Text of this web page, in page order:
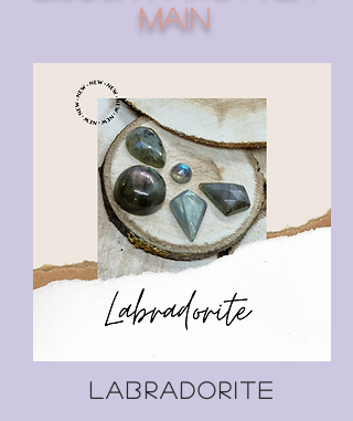
main
labradorite